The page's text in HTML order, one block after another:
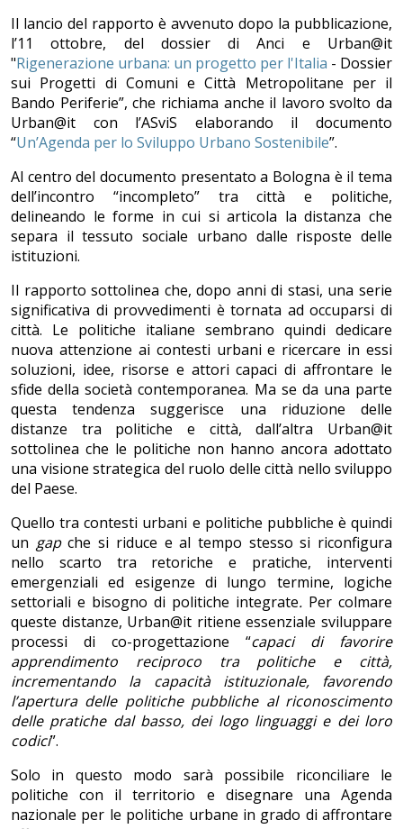
Il lancio del rapporto è avvenuto dopo la pubblicazione,
l’11 ottobre, del dossier di Anci e Urban@it
"Rigenerazione urbana: un progetto per l'Italia - Dossier
sui Progetti di Comuni e Città Metropolitane per il
Bando Periferie”, che richiama anche il lavoro svolto da
Urban@it con l’ASviS elaborando il documento
“Un’Agenda per lo Sviluppo Urbano Sostenibile”.
Al centro del documento presentato a Bologna è il tema
dell’incontro “incompleto” tra città e politiche,
delineando le forme in cui si articola la distanza che
separa il tessuto sociale urbano dalle risposte delle
istituzioni.
Il rapporto sottolinea che, dopo anni di stasi, una serie
significativa di provvedimenti è tornata ad occuparsi di
città. Le politiche italiane sembrano quindi dedicare
nuova attenzione ai contesti urbani e ricercare in essi
soluzioni, idee, risorse e attori capaci di affrontare le
sfide della società contemporanea. Ma se da una parte
questa tendenza suggerisce una riduzione delle
distanze tra politiche e città, dall’altra Urban@it
sottolinea che le politiche non hanno ancora adottato
una visione strategica del ruolo delle città nello sviluppo
del Paese.
Quello tra contesti urbani e politiche pubbliche è quindi
un gapche si riduce e al tempo stesso si riconfigura
nello scarto tra retoriche e pratiche, interventi
emergenziali ed esigenze di lungo termine, logiche
settoriali e bisogno di politiche integrate. Per colmare
queste distanze, Urban@it ritiene essenziale sviluppare
processi di co-progettazione “capaci di favorire
apprendimento reciproco tra politiche e città,
incrementando la capacità istituzionale, favorendo
l’apertura delle politiche pubbliche al riconoscimento
delle pratiche dal basso, dei logo linguaggi e dei loro
codici”.
Solo in questo modo sarà possibile riconciliare le
politiche con il territorio e disegnare una Agenda
nazionale per le politiche urbane in grado di affrontare